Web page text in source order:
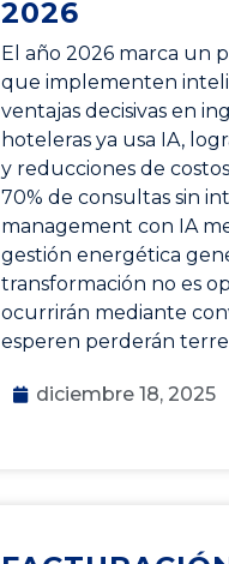
2026
El año 2026 marca un
que implementen
ventajas decisivas en
hoteleras ya usa IA,
y reducciones de
70% de consultas sin
management con IA
gestión energética
transformación no es
ocurrirán mediante
esperen perderán
diciembre 18, 2025